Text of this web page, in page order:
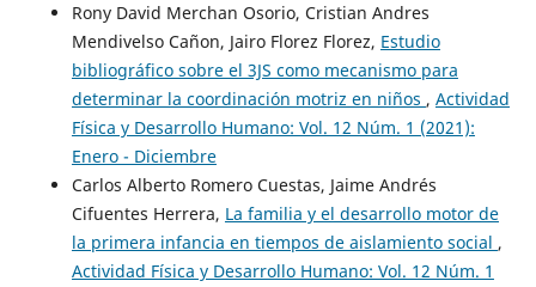
Rony David Merchan Osorio, Cristian Andres
Mendivelso Cañon, Jairo Florez Florez, Estudio
bibliográfico sobre el 3JS como mecanismo para
determinar la coordinación motriz en niños , Actividad
Física y Desarrollo Humano: Vol. 12 Núm. 1 (2021):
Enero - Diciembre
Carlos Alberto Romero Cuestas, Jaime Andrés
Cifuentes Herrera, La familia y el desarrollo motor de
la primera infancia en tiempos de aislamiento social ,
Actividad Física y Desarrollo Humano: Vol. 12 Núm. 1